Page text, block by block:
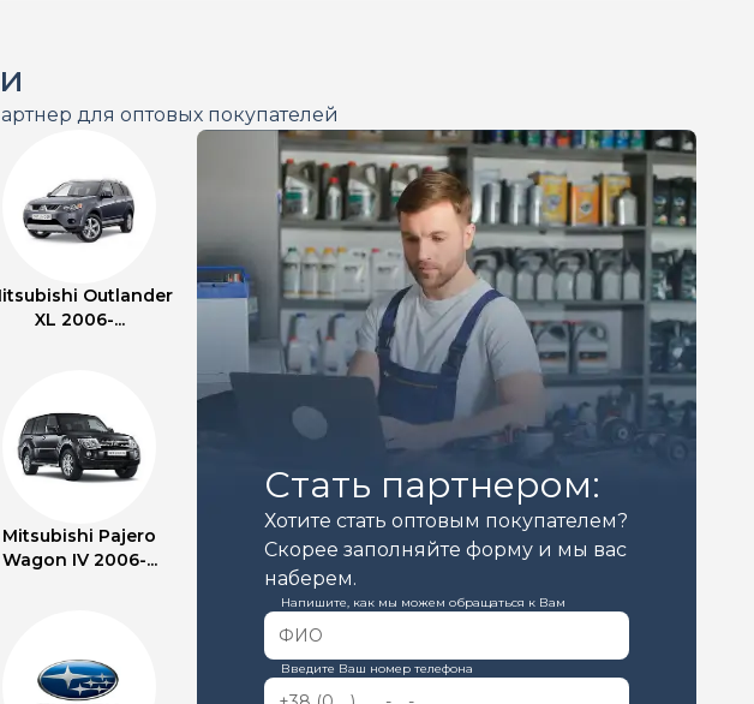
для оптовых покупателей
Outlander
XL 2006-...
Mitsubishi Pajero
Wagon IV 2006-...
Стать партнером:
Хотите стать оптовым покупателем?
Скорее заполняйте форму и мы вас
наберем.
Напишите, как мы можем обращаться к Вам
Введите Ваш номер телефона